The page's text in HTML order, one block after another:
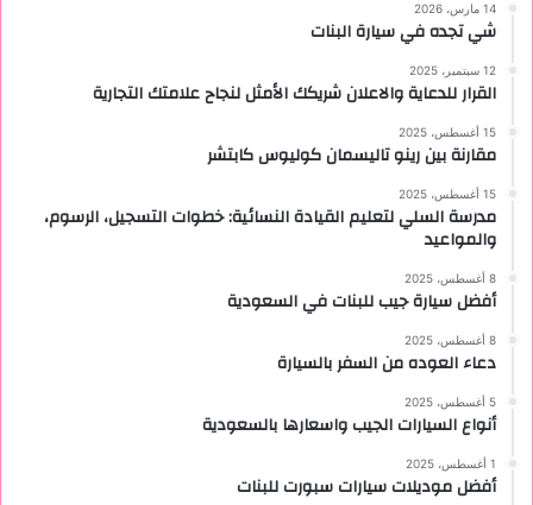
14 مارس، 2026
شي تجده في سيارة البنات
12 سبتمبر، 2025
القرار للدعاية والاعلان شريكك الأمثل لنجاح علامتك التجارية
15 أغسطس، 2025
مقارنة بين رينو تاليسمان كوليوس كابتشر
15 أغسطس، 2025
مدرسة السلي لتعليم القيادة النسائية: خطوات التسجيل، الرسوم،
والمواعيد
8 أغسطس، 2025
أفضل سيارة جيب للبنات في السعودية
8 أغسطس، 2025
دعاء العوده من السفر بالسيارة
5 أغسطس، 2025
أنواع السيارات الجيب واسعارها بالسعودية
1 أغسطس، 2025
أفضل موديلات سيارات سبورت للبنات